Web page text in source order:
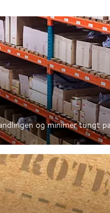
og minimer tungt